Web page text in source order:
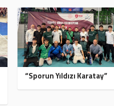
“Sporun Yıldızı Karatay”